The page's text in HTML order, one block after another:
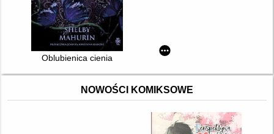
Oblubienica cienia
NOWOŚCI KOMIKSOWE